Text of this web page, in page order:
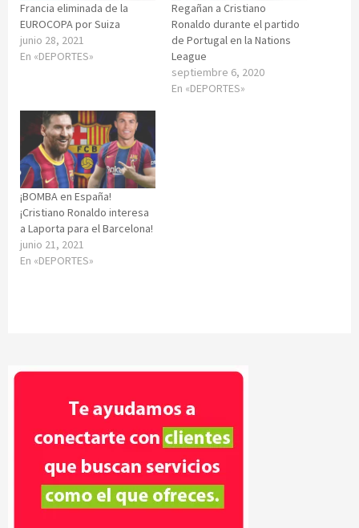
Francia eliminada de la
EUROCOPA por Suiza
junio 28, 2021
En «DEPORTES»
Regañan a Cristiano
Ronaldo durante el partido
de Portugal en la Nations
League
septiembre 6, 2020
En «DEPORTES»
¡BOMBA en España!
¡Cristiano Ronaldo interesa
a Laporta para el Barcelona!
junio 21, 2021
En «DEPORTES»